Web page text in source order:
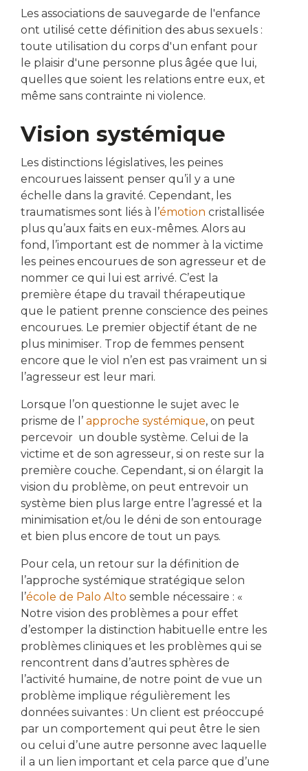
Les associations de sauvegarde de l'enfance
ont utilisé cette définition des abus sexuels :
toute utilisation du corps d'un enfant pour
le plaisir d'une personne plus âgée que lui,
quelles que soient les relations entre eux, et
même sans contrainte ni violence.
Vision systémique
Les distinctions législatives, les peines
encourues laissent penser qu’il y a une
échelle dans la gravité. Cependant, les
traumatismes sont liés à l’émotion cristallisée
plus qu’aux faits en eux-mêmes. Alors au
fond, l’important est de nommer à la victime
les peines encourues de son agresseur et de
nommer ce qui lui est arrivé. C’est la
première étape du travail thérapeutique
que le patient prenne conscience des peines
encourues. Le premier objectif étant de ne
plus minimiser. Trop de femmes pensent
encore que le viol n’en est pas vraiment un si
l’agresseur est leur mari.
Lorsque l’on questionne le sujet avec le
prisme de l’ approche systémique, on peut
percevoir un double système. Celui de la
victime et de son agresseur, si on reste sur la
première couche. Cependant, si on élargit la
vision du problème, on peut entrevoir un
système bien plus large entre l’agressé et la
minimisation et/ou le déni de son entourage
et bien plus encore de tout un pays.
Pour cela, un retour sur la définition de
l’approche systémique stratégique selon
l’école de Palo Alto semble nécessaire : «
Notre vision des problèmes a pour effet
d’estomper la distinction habituelle entre les
problèmes cliniques et les problèmes qui se
rencontrent dans d’autres sphères de
l’activité humaine, de notre point de vue un
problème implique régulièrement les
données suivantes : Un client est préoccupé
par un comportement qui peut être le sien
ou celui d’une autre personne avec laquelle
il a un lien important et cela parce que d’une